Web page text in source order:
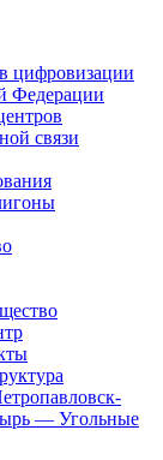
цифровизации
Федерации
связи
— Угольные